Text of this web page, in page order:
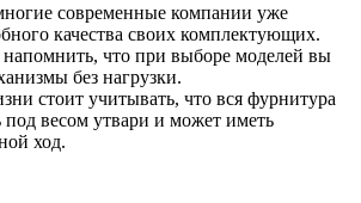
современные компании уже
качества своих комплектующих.
напомнить, что при выборе моделей вы
без нагрузки.
стоит учитывать, что вся фурнитура
под весом утвари и может иметь
ход.